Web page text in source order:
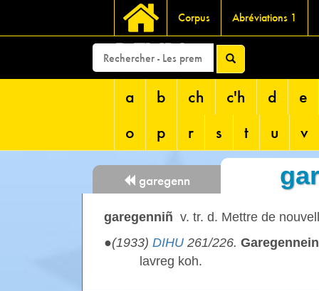
Corpus Abréviations 1
DEVRI
a b ch c'h d
e
o
p r s t u v
garegenn
garegenniñ v. tr. d. Mettre de
●(1933) DIHU 261/226. Garegennein
lavreg koh.